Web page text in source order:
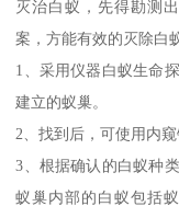
灭治白蚁，先得勘测
案，方能有效的灭除白
1、采用仪器白蚁生命
建立的蚁巢。
2、找到后，可使用内
3、根据确认的白蚁种
蚁巢内部的白蚁包括